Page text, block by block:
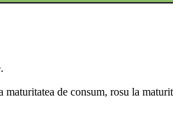
de consum, rosu la